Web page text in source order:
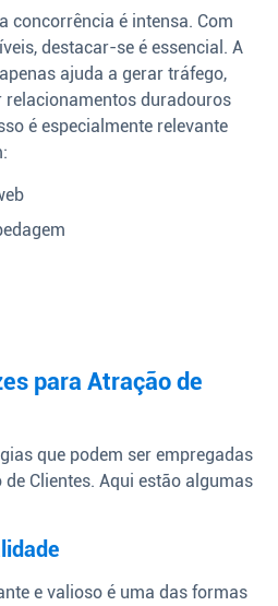
concorrência é intensa. Com
destacar-se é essencial. A
ajuda a gerar tráfego,
duradouros
é especialmente relevante
para Atração de
que podem ser empregadas
Clientes. Aqui estão algumas
e valioso é uma das formas